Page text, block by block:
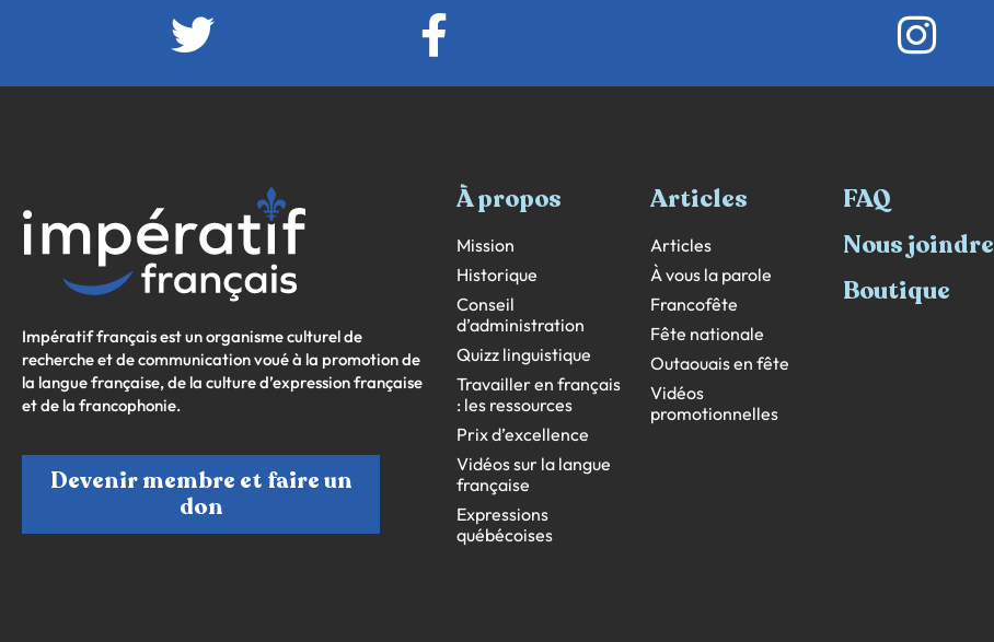
Impératif français est un organisme culturel de
recherche et de communication voué à la promotion de
la langue française, de la culture d’expression française
et de la francophonie.
Devenir membre et faire un
don
À propos
Mission
Historique
Conseil
d’administration
Quizz linguistique
Travailler en français
: les ressources
Prix d’excellence
Vidéos sur la langue
française
Expressions
québécoises
Articles
Articles
À vous la parole
Francofête
Fête nationale
Outaouais en fête
Vidéos
promotionnelles
FAQ
Nous joindre
Boutique